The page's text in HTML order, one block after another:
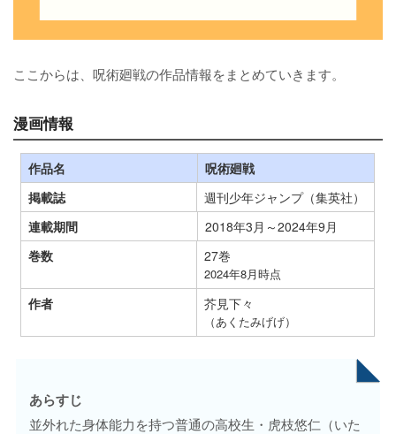
ここからは、呪術廻戦の作品情報をまとめていきます。
漫画情報
作品名
呪術廻戦
掲載誌
週刊少年ジャンプ（集英社）
連載期間
2018年3月～2024年9月
巻数
27巻
2024年8月時点
作者 芥見下々
（あくたみげげ）
あらすじ
並外れた身体能力を持つ普通の高校生・虎枝悠仁（いた